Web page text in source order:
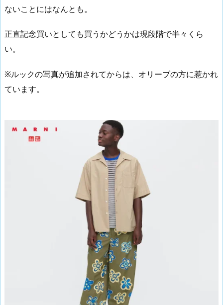
ないことにはなんとも。
正直記念買いとしても買うかどうかは現段階で半々くら
い。
※ルックの写真が追加されてからは、オリーブの方に惹かれ
ています。